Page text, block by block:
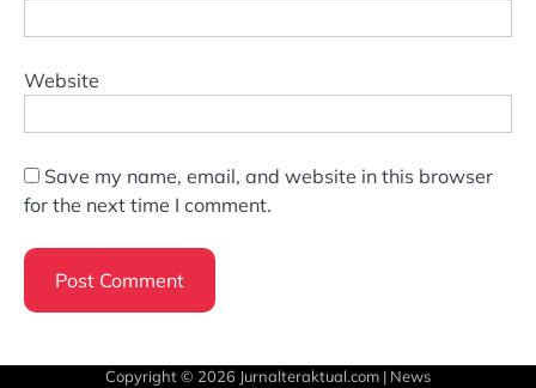
Website
Save my name, email, and website in this browser
for the next time I comment.
Copyright © 2026 Jurnalteraktual.com | News